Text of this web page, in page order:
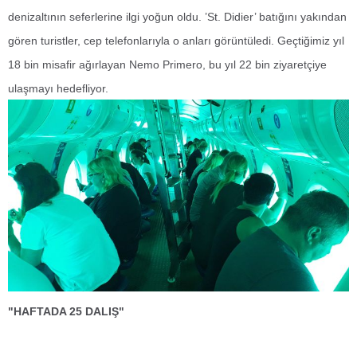
denizaltının seferlerine ilgi yoğun oldu. ’St. Didier’ batığını yakından
gören turistler, cep telefonlarıyla o anları görüntüledi. Geçtiğimiz yıl
18 bin misafir ağırlayan Nemo Primero, bu yıl 22 bin ziyaretçiye
ulaşmayı hedefliyor.
"HAFTADA 25 DALIŞ"